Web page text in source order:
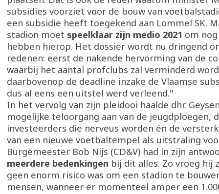
subsidies voorziet voor de bouw van
een subsidie heeft toegekend aan Lommel SK.
stadion moet speelklaar zijn medio 2021 om
hebben hierop. Het dossier wordt nu dringend
redenen: eerst de nakende hervorming van de
waarbij het aantal profclubs zal verminderd
daarbovenop de deadline inzake de Vlaamse
dus al eens een uitstel werd verleend."
In het vervolg van zijn pleidooi haalde dhr.
mogelijke teloorgang aan van de jeugdploegen,
investeerders die nerveus worden én de
van een nieuwe voetbaltempel als uitstraling
Burgemeester Bob Nijs (CD&V) had in zijn
meerdere bedenkingen bij dit alles. Zo vroeg hij
geen enorm risico was om een stadion te
mensen, wanneer er momenteel amper een